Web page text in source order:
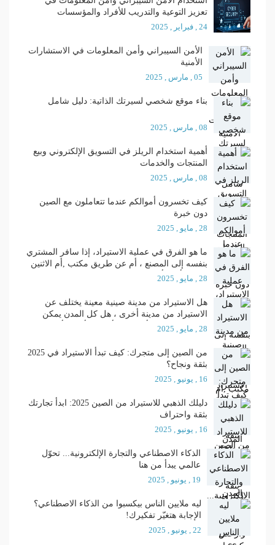
تعزيز التوعية والتدريب للأفراد والمؤسسات
24 , فبراير , 2025
الأمن السيبراني وأمن المعلومات في الاستشارات
الأمنية
05 , مارس , 2025
بناء موقع شخصي لسيرتك الذاتية: دليل شامل
08 , مارس , 2025
أهمية استخدام الريلز في التسويق الإلكتروني وبيع
المنتجات والخدمات
08 , مارس , 2025
كيف تخسرون أموالكم عندما تتعاملون مع الصين
دون خبرة
28 , مايو , 2025
ما هو الفرق في عملية الاستيراد، إذا سافر المشتري
بنفسه إلى المصنع ، أم عن طريق مكتب ,أم الاثنين
معا ؟ وأيهما أفضل ؟
28 , مايو , 2025
هل الاستيراد من مدينة صينية معينة يختلف عن
الاستيراد من مدينة أخرى ، هل كل المدن يمكن
الاستيراد منها ، وأي المدن أفضل وأجود وأرخص ؟؟
28 , مايو , 2025
من الصين إلى متجرك: كيف تبدأ الاستيراد في 2025
بثقة ونجاح؟
16 , يونيو , 2025
دليلك الذهبي للاستيراد من الصين 2025: ابدأ تجارتك
بثقة واحتراف
16 , يونيو , 2025
الذكاء الاصطناعي والتجارة الإلكترونية... تحوّل
عالمي يبدأ من هنا
19 , يونيو , 2025
ليه ملايين الناس بيكسبوا من الذكاء الاصطناعي؟
الإجابة هتغيّر تفكيرك!
22 , يونيو , 2025